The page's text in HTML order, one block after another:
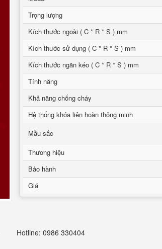
Trọng lượng
Kích thước ngoài ( C * R * S ) mm
Kích thước sử dụng ( C * R * S ) mm
Kích thước ngăn kéo ( C * R * S ) mm
Tính năng
Khả năng chống cháy
Hệ thống khóa liên hoàn thông minh
Mầu sắc
Thương hiệu
Bảo hành
Giá
Hotline: 0986 330404